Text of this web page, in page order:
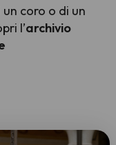
un coro o di un
l’archivio